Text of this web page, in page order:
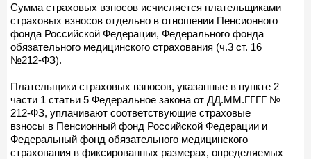
Сумма страховых взносов исчисляется плательщиками
страховых взносов отдельно в отношении Пенсионного
фонда Российской Федерации, Федерального фонда
обязательного медицинского страхования (ч.3 ст. 16
№212-ФЗ).
Плательщики страховых взносов, указанные в пункте 2
части 1 статьи 5 Федеральное закона от ДД.ММ.ГГГГ №
212-ФЗ, уплачивают соответствующие страховые
взносы в Пенсионный фонд Российской Федерации и
Федеральный фонд обязательного медицинского
страхования в фиксированных размерах, определяемых